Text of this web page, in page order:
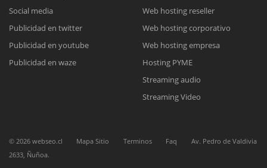
Reunión online
Nuestros ejecutivos le enviarán un correo electrónico con el enlace a
Meet para la reunión online.
Cotización
Todos nuestros ejecutivos están fuera de línea. Complete el formulario
Social media
Publicidad en twitter
Publicidad en youtube
Publicidad en waze
Web hosting reseller
Web hosting corporativo
Web hosting empresa
Hosting PYME
Streaming audio
Streaming Video
© 2026 webseo.cl Mapa Sitio Terminos Faq
Av. Pedro de Valdivia
2633, Ñuñoa.